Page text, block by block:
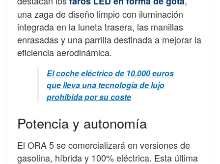
una zaga de diseño limpio con iluminación
integrada en la luneta trasera, las manillas
enrasadas y una parrilla destinada a mejorar la
eficiencia aerodinámica.
El coche eléctrico de 10.000 euros
que lleva una tecnología de lujo
prohibida por su coste
Potencia y autonomía
El ORA 5 se comercializará en versiones de
gasolina, híbrida y 100% eléctrica. Esta última